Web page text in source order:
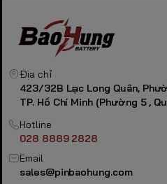
Địa chỉ
423/32B Lạc Long Quân,
TP. Hồ Chí Minh (Phường 5 ,
Hotline
028 8889 2828
Email
sales@pinbaohung.com